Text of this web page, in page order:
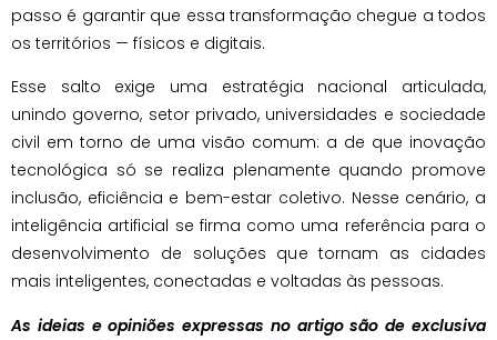
passo é garantir que essa transformação chegue a todos
os territórios — físicos e digitais.
Esse salto exige uma estratégia nacional articulada,
unindo governo, setor privado, universidades e sociedade
civil em torno de uma visão comum: a de que inovação
tecnológica só se realiza plenamente quando promove
inclusão, eficiência e bem-estar coletivo. Nesse cenário, a
inteligência artificial se firma como uma referência para o
desenvolvimento de soluções que tornam as cidades
mais inteligentes, conectadas e voltadas às pessoas.
As ideias e opiniões expressas no artigo são de exclusiva